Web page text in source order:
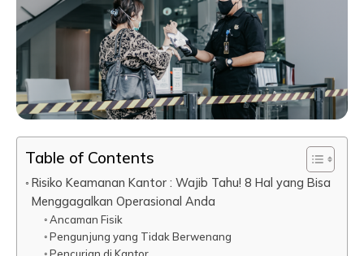
Table of Contents
Risiko Keamanan Kantor : Wajib Tahu! 8 Hal yang Bisa
Menggagalkan Operasional Anda
Ancaman Fisik
Pengunjung yang Tidak Berwenang
Pencurian di Kantor